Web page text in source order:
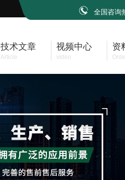
全国咨询
技术文章
Article
视频中心
video
资